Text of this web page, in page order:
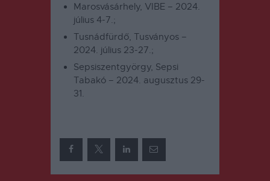
Marosvásárhely, VIBE – 2024.
július 4-7.;
Tusnádfürdő, Tusványos –
2024. július 23-27.;
Sepsiszentgyörgy, Sepsi
Tabakó – 2024. augusztus 29-
31.